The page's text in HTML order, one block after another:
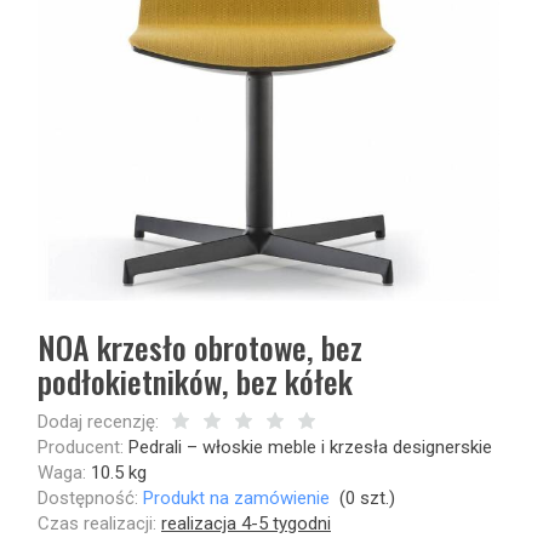
NOA krzesło obrotowe, bez
podłokietników, bez kółek
Dodaj recenzję:
Producent: Pedrali – włoskie meble i krzesła designerskie
Waga: 10.5 kg
Dostępność: Produkt na zamówienie (0 szt.)
Czas realizacji: realizacja 4-5 tygodni